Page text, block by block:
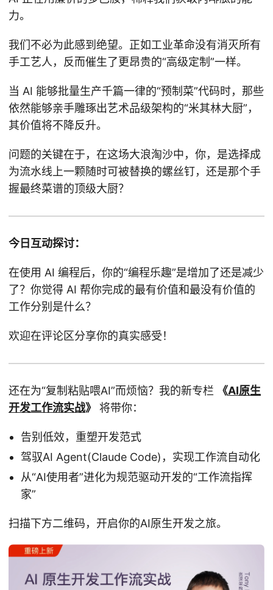
力。
我们不必为此感到绝望。正如工业革命没有消灭所有
手工艺人，反而催生了更昂贵的“高级定制”一样。
当 AI 能够批量生产千篇一律的“预制菜”代码时，那些
依然能够亲手雕琢出艺术品级架构的“米其林大厨”，
其价值将不降反升。
问题的关键在于，在这场大浪淘沙中，你，是选择成
为流水线上一颗随时可被替换的螺丝钉，还是那个手
握最终菜谱的顶级大厨？
今日互动探讨：
在使用 AI 编程后，你的“编程乐趣”是增加了还是减少
了？你觉得 AI 帮你完成的最有价值和最没有价值的
工作分别是什么？
欢迎在评论区分享你的真实感受！
还在为“复制粘贴喂AI”而烦恼？我的新专栏 《AI原生
开发工作流实战》 将带你：
告别低效，重塑开发范式
驾驭AI Agent(Claude Code)，实现工作流自动化
从“AI使用者”进化为规范驱动开发的“工作流指挥
家”
扫描下方二维码，开启你的AI原生开发之旅。